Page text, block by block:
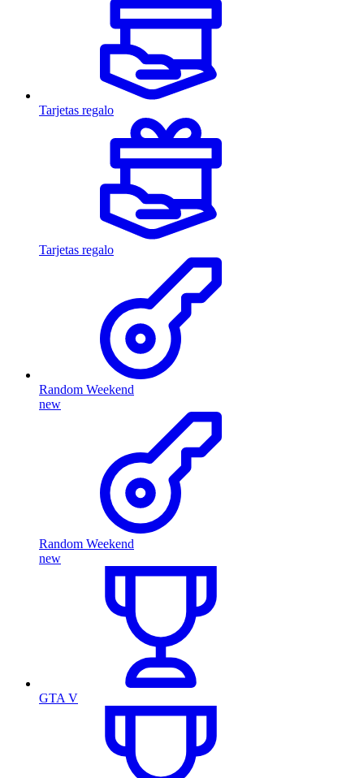
Tarjetas regalo
Tarjetas regalo
Random Weekend
new
Random Weekend
new
GTA V